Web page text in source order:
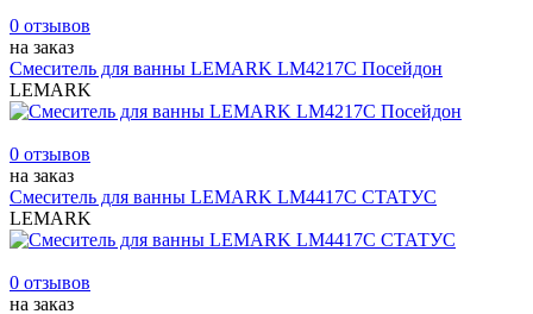
0 отзывов
на заказ
Смеситель для ванны LEMARK LM4217С Посейдон
LEMARK
0 отзывов
на заказ
Смеситель для ванны LEMARK LM4417С СТАТУС
LEMARK
0 отзывов
на заказ